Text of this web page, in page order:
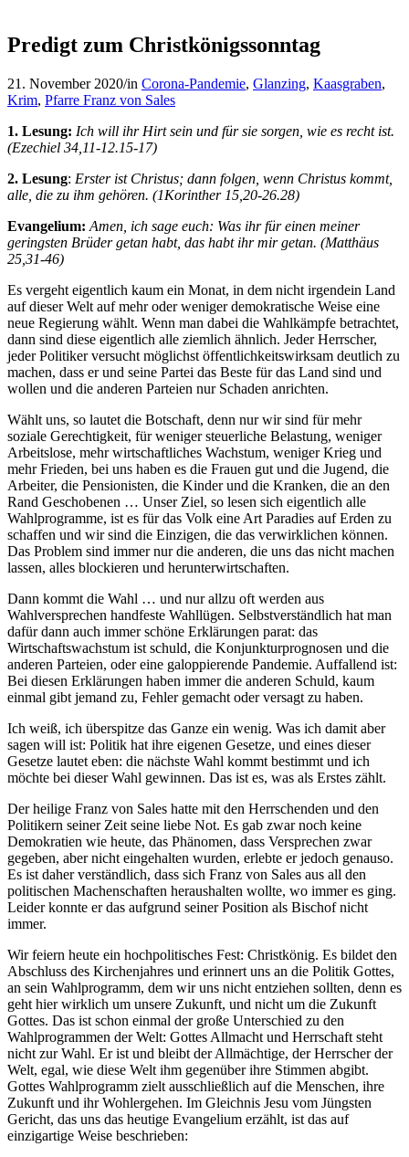
Predigt zum Christkönigssonntag
21. November 2020/in Corona-Pandemie, Glanzing, Kaasgraben,
Krim, Pfarre Franz von Sales
1. Lesung: Ich will ihr Hirt sein und für sie sorgen, wie es recht ist.
(Ezechiel 34,11-12.15-17)
2. Lesung: Erster ist Christus; dann folgen, wenn Christus kommt,
alle, die zu ihm gehören. (1Korinther 15,20-26.28)
Evangelium: Amen, ich sage euch: Was ihr für einen meiner
geringsten Brüder getan habt, das habt ihr mir getan. (Matthäus
25,31-46)
Es vergeht eigentlich kaum ein Monat, in dem nicht irgendein Land
auf dieser Welt auf mehr oder weniger demokratische Weise eine
neue Regierung wählt. Wenn man dabei die Wahlkämpfe betrachtet,
dann sind diese eigentlich alle ziemlich ähnlich. Jeder Herrscher,
jeder Politiker versucht möglichst öffentlichkeitswirksam deutlich zu
machen, dass er und seine Partei das Beste für das Land sind und
wollen und die anderen Parteien nur Schaden anrichten.
Wählt uns, so lautet die Botschaft, denn nur wir sind für mehr
soziale Gerechtigkeit, für weniger steuerliche Belastung, weniger
Arbeitslose, mehr wirtschaftliches Wachstum, weniger Krieg und
mehr Frieden, bei uns haben es die Frauen gut und die Jugend, die
Arbeiter, die Pensionisten, die Kinder und die Kranken, die an den
Rand Geschobenen … Unser Ziel, so lesen sich eigentlich alle
Wahlprogramme, ist es für das Volk eine Art Paradies auf Erden zu
schaffen und wir sind die Einzigen, die das verwirklichen können.
Das Problem sind immer nur die anderen, die uns das nicht machen
lassen, alles blockieren und herunterwirtschaften.
Dann kommt die Wahl … und nur allzu oft werden aus
Wahlversprechen handfeste Wahllügen. Selbstverständlich hat man
dafür dann auch immer schöne Erklärungen parat: das
Wirtschaftswachstum ist schuld, die Konjunkturprognosen und die
anderen Parteien, oder eine galoppierende Pandemie. Auffallend ist:
Bei diesen Erklärungen haben immer die anderen Schuld, kaum
einmal gibt jemand zu, Fehler gemacht oder versagt zu haben.
Ich weiß, ich überspitze das Ganze ein wenig. Was ich damit aber
sagen will ist: Politik hat ihre eigenen Gesetze, und eines dieser
Gesetze lautet eben: die nächste Wahl kommt bestimmt und ich
möchte bei dieser Wahl gewinnen. Das ist es, was als Erstes zählt.
Der heilige Franz von Sales hatte mit den Herrschenden und den
Politikern seiner Zeit seine liebe Not. Es gab zwar noch keine
Demokratien wie heute, das Phänomen, dass Versprechen zwar
gegeben, aber nicht eingehalten wurden, erlebte er jedoch genauso.
Es ist daher verständlich, dass sich Franz von Sales aus all den
politischen Machenschaften heraushalten wollte, wo immer es ging.
Leider konnte er das aufgrund seiner Position als Bischof nicht
immer.
Wir feiern heute ein hochpolitisches Fest: Christkönig. Es bildet den
Abschluss des Kirchenjahres und erinnert uns an die Politik Gottes,
an sein Wahlprogramm, dem wir uns nicht entziehen sollten, denn es
geht hier wirklich um unsere Zukunft, und nicht um die Zukunft
Gottes. Das ist schon einmal der große Unterschied zu den
Wahlprogrammen der Welt: Gottes Allmacht und Herrschaft steht
nicht zur Wahl. Er ist und bleibt der Allmächtige, der Herrscher der
Welt, egal, wie diese Welt ihm gegenüber ihre Stimmen abgibt.
Gottes Wahlprogramm zielt ausschließlich auf die Menschen, ihre
Zukunft und ihr Wohlergehen. Im Gleichnis Jesu vom Jüngsten
Gericht, das uns das heutige Evangelium erzählt, ist das auf
einzigartige Weise beschrieben: